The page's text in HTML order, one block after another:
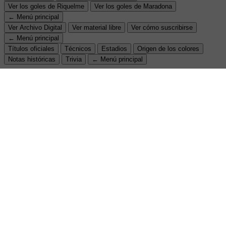
Ver los goles de Riquelme
Ver los goles de Maradona
← Menú principal
Ver Archivo Digital
Ver material libre
Ver cómo suscribirse
← Menú principal
Títulos oficiales
Técnicos Estadios
Origen de los colores
Notas históricas
Trivia ← Menú principal